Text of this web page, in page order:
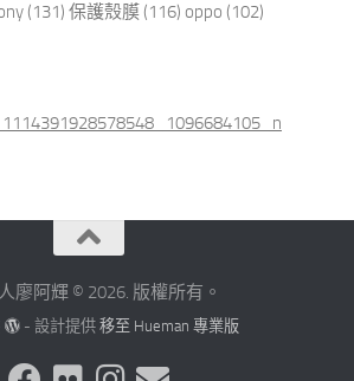
(131) 保護殼膜 (116) oppo (102)
廖阿輝 © 2026. 版權所有。
- 設計提供 移至 Hueman 專業版